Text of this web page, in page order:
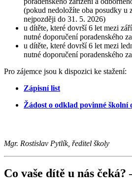
(pokud nedoložíte oba posudky u
nejpozději do 31. 5. 2026)
u dítěte, které dovrší 6 let mezi
nutné doporučení poradenského
u dítěte, které dovrší 6 let mezi
nutné doporučení poradenského
Pro zájemce jsou k dispozici ke stažení:
Zápisní list
Žádost o odklad povinné školní
Mgr. Rostislav Pytlík, ředitel školy
Co vaše dítě u nás čeká?